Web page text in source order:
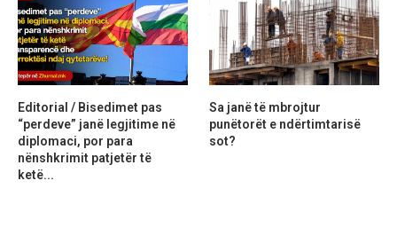
Editorial / Bisedimet pas
“perdeve” janë legjitime në
diplomaci, por para
nënshkrimit patjetër të
ketë...
Sa janë të mbrojtur
punëtorët e ndërtimtarisë
sot?